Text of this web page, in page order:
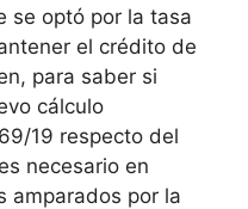
se optó por la tasa
el crédito de
para saber si
cálculo
19 respecto del
necesario en
amparados por la